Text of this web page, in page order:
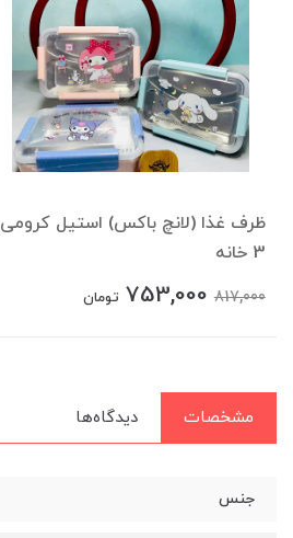
ظرف غذا (لانچ باکس) استیل کرومی
3 خانه
817,000
753,000 تومان
مشخصات دیدگاه‌ها
جنس